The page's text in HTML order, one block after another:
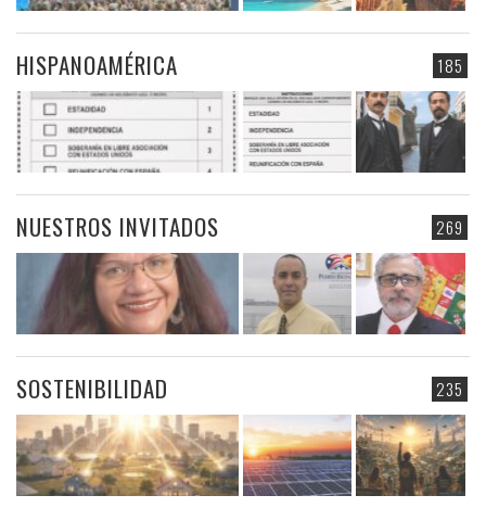
185
HISPANOAMÉRICA
269
NUESTROS INVITADOS
235
SOSTENIBILIDAD